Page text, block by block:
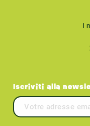
I
Iscriviti alla